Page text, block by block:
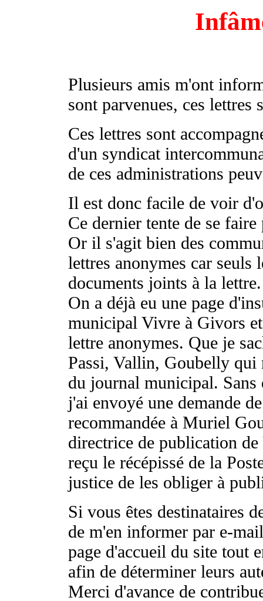
Plusieurs amis m'ont
sont parvenues, ces lettres
Ces lettres sont
d'un syndicat
de ces administrations
Il est donc facile de voir
Ce dernier tente de se
Or il s'agit bien des
lettres anonymes car seuls
documents joints à la lettre.
On a déjà eu une page
municipal Vivre à Givors
lettre anonymes. Que je
Passi, Vallin, Goubelly qui
du journal municipal. Sans
j'ai envoyé une demande
recommandée à Muriel
directrice de publication
reçu le récépissé de la
justice de les obliger à
Si vous êtes destinataires
de m'en informer par e-
page d'accueil du site tout
afin de déterminer leurs
Merci d'avance de